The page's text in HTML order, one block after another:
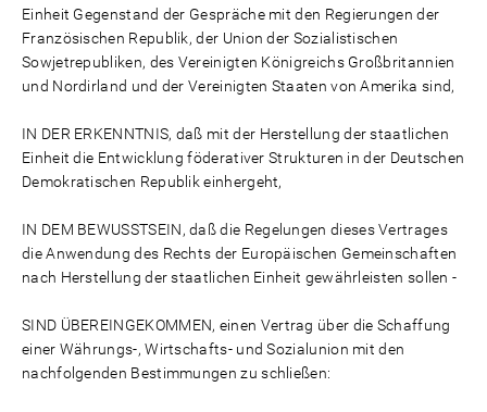
Einheit Gegenstand der Gespräche mit den Regierungen der
Französischen Republik, der Union der Sozialistischen
Sowjetrepubliken, des Vereinigten Königreichs Großbritannien
und Nordirland und der Vereinigten Staaten von Amerika sind,
IN DER ERKENNTNIS, daß mit der Herstellung der staatlichen
Einheit die Entwicklung föderativer Strukturen in der Deutschen
Demokratischen Republik einhergeht,
IN DEM BEWUSSTSEIN, daß die Regelungen dieses Vertrages
die Anwendung des Rechts der Europäischen Gemeinschaften
nach Herstellung der staatlichen Einheit gewährleisten sollen -
SIND ÜBEREINGEKOMMEN, einen Vertrag über die Schaffung
einer Währungs-, Wirtschafts- und Sozialunion mit den
nachfolgenden Bestimmungen zu schließen: